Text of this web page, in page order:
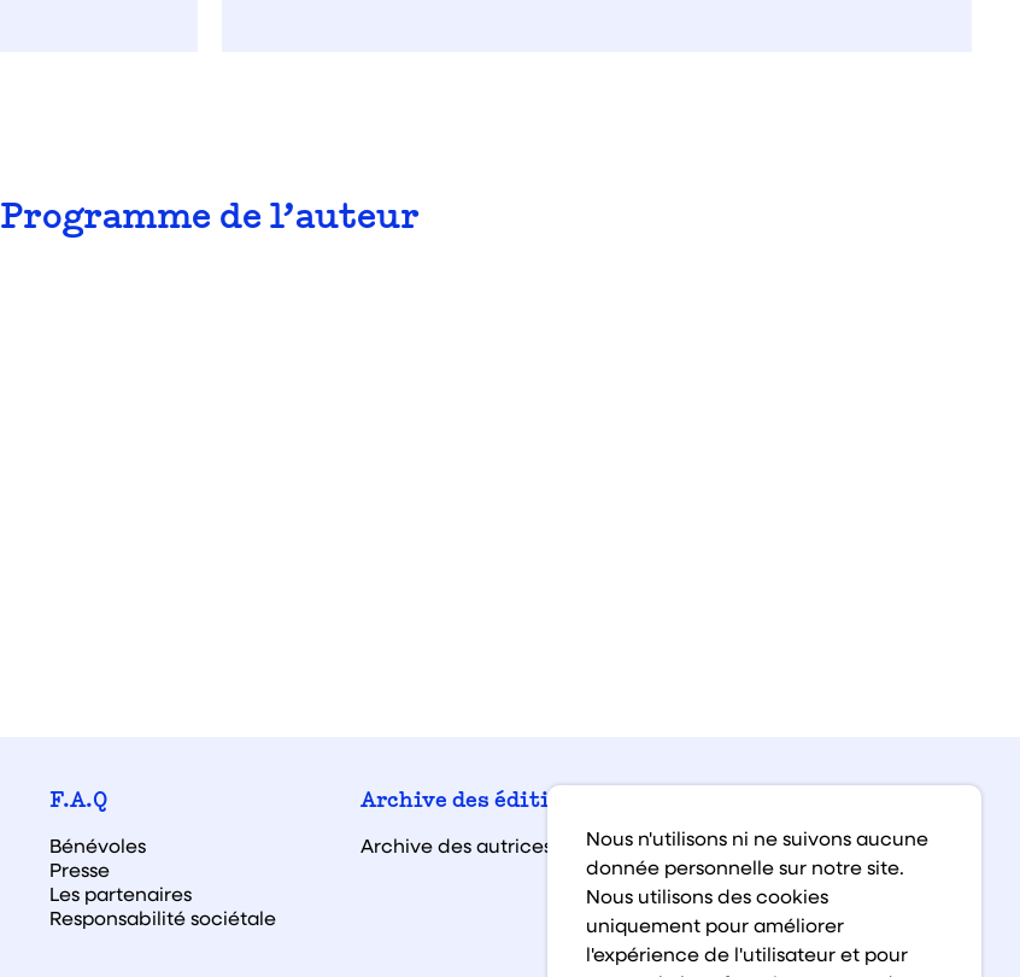
Programme de l’auteur
F.A.Q
Bénévoles
Presse
Les partenaires
Responsabilité sociétale
Archive des éditions
Archive des autrices et auteurs
Facebook
Nous n'utilisons ni ne suivons aucune
donnée personnelle sur notre site.
Nous utilisons des cookies
uniquement pour améliorer
l'expérience de l'utilisateur et pour